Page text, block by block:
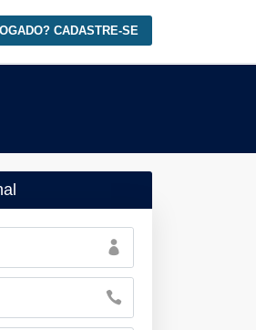
CADASTRE-SE